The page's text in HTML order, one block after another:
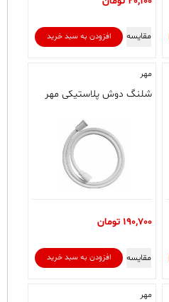
افزودن به سبد خرید مقایسه
مهر
شلنگ دوش پلاستیکی مهر
190,700 تومان
افزودن به سبد خرید مقایسه
مهر